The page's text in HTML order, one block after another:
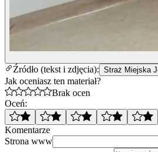
Źródło (tekst i zdjęcia): Straż Miejska
Jak oceniasz ten materiał?
Brak ocen
Oceń:
Komentarze
Strona www